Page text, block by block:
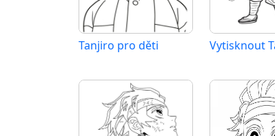
Tanjiro pro děti Vytisknout